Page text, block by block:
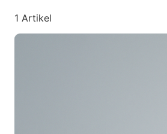
1 Artikel